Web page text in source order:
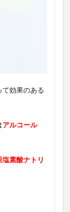
効果のある
アルコール
塩素酸ナトリ